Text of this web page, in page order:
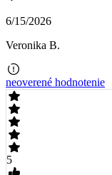
6/15/2026
Veronika B.
neoverené hodnotenie
5